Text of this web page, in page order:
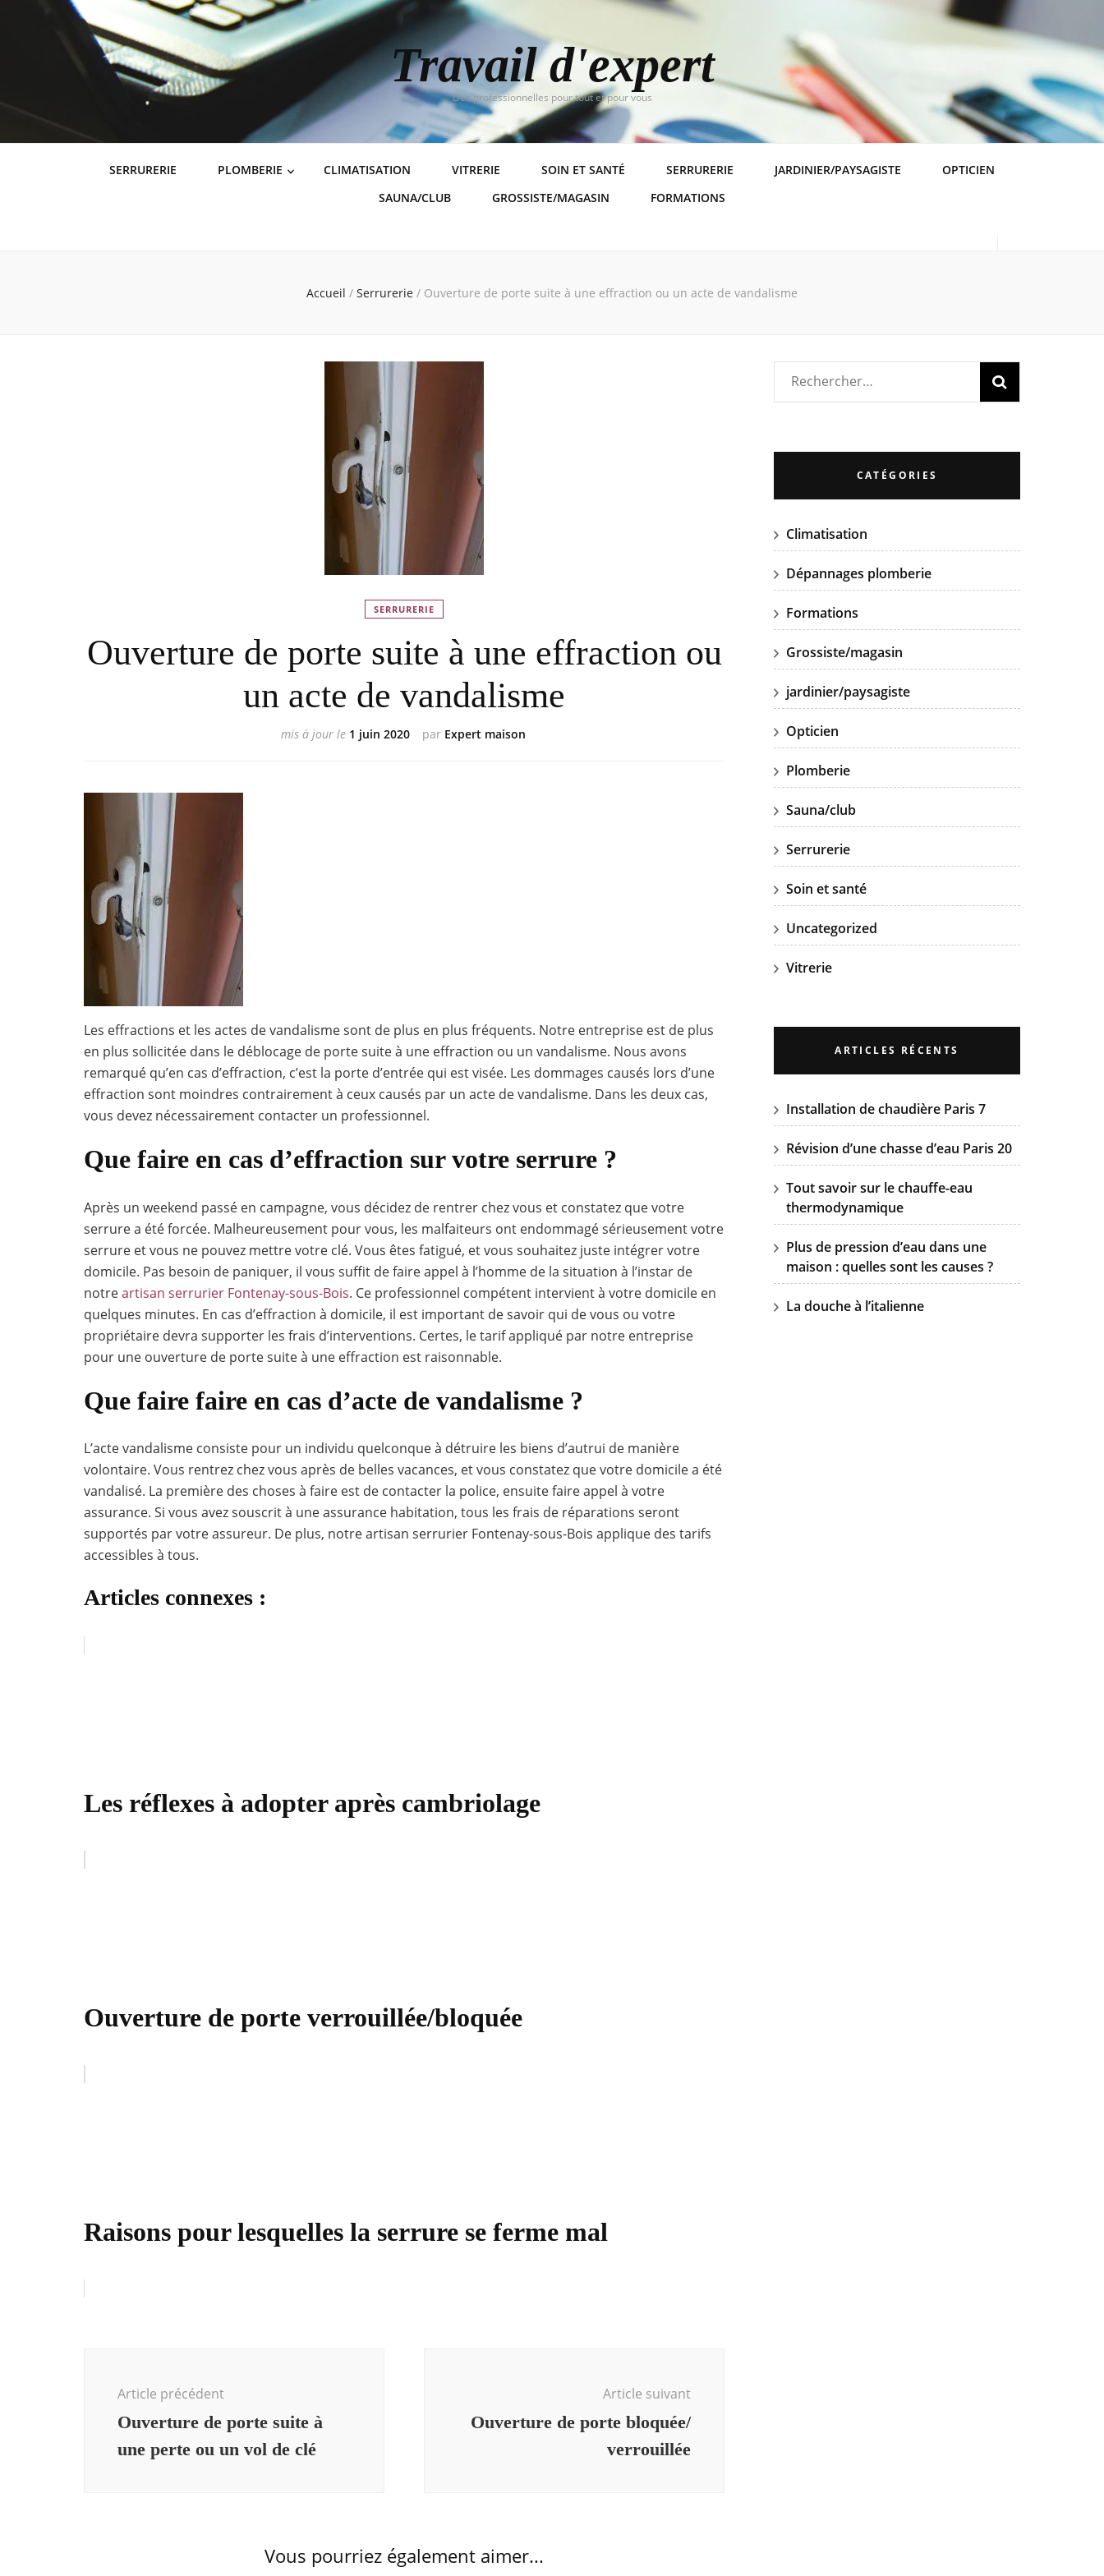
Travail d'expert
Des professionnelles pour tout et pour vous
SERRURERIE PLOMBERIE CLIMATISATION VITRERIE SOIN ET SANTÉ SERRURERIE JARDINIER/PAYSAGISTE
OPTICIEN
SAUNA/CLUB
GROSSISTE/MAGASIN FORMATIONS
Accueil / Serrurerie / Ouverture de porte suite à une effraction ou un acte de vandalisme
SERRURERIE
Ouverture de porte suite à une effraction ou
un acte de vandalisme
par Expert maison
mis à jour le 1 juin 2020
Les effractions et les actes de vandalisme sont de plus en plus fréquents. Notre entreprise est de plus
en plus sollicitée dans le déblocage de porte suite à une effraction ou un vandalisme. Nous avons
remarqué qu’en cas d’effraction, c’est la porte d’entrée qui est visée. Les dommages causés lors d’une
effraction sont moindres contrairement à ceux causés par un acte de vandalisme. Dans les deux cas,
vous devez nécessairement contacter un professionnel.
Que faire en cas d’effraction sur votre serrure ?
Après un weekend passé en campagne, vous décidez de rentrer chez vous et constatez que votre
serrure a été forcée. Malheureusement pour vous, les malfaiteurs ont endommagé sérieusement votre
serrure et vous ne pouvez mettre votre clé. Vous êtes fatigué, et vous souhaitez juste intégrer votre
domicile. Pas besoin de paniquer, il vous suffit de faire appel à l’homme de la situation à l’instar de
notreartisan serrurier Fontenay-sous-Bois. Ce professionnel compétent intervient à votre domicile en
quelques minutes. En cas d’effraction à domicile, il est important de savoir qui de vous ou votre
propriétaire devra supporter les frais d’interventions. Certes, le tarif appliqué par notre entreprise
pour une ouverture de porte suite à une effraction est raisonnable.
Que faire faire en cas d’acte de vandalisme ?
L’acte vandalisme consiste pour un individu quelconque à détruire les biens d’autrui de manière
volontaire. Vous rentrez chez vous après de belles vacances, et vous constatez que votre domicile a été
vandalisé. La première des choses à faire est de contacter la police, ensuite faire appel à votre
assurance. Si vous avez souscrit à une assurance habitation, tous les frais de réparations seront
supportés par votre assureur. De plus, notre artisan serrurier Fontenay-sous-Bois applique des tarifs
accessibles à tous.
Articles connexes :
Les réflexes à adopter après cambriolage
Ouverture de porte verrouillée/bloquée
Raisons pour lesquelles la serrure se ferme mal
Article précédent
Ouverture de porte suite à
une perte ou un vol de clé
Article suivant
Ouverture de porte bloquée/
verrouillée
Vous pourriez également aimer...
Rechercher :
CATÉGORIES
Climatisation
Dépannages plomberie
Formations
Grossiste/magasin
jardinier/paysagiste
Opticien
Plomberie
Sauna/club
Serrurerie
Soin et santé
Uncategorized
Vitrerie
ARTICLES RÉCENTS
Installation de chaudière Paris 7
Révision d’une chasse d’eau Paris 20
Tout savoir sur le chauffe-eau
thermodynamique
Plus de pression d’eau dans une
maison : quelles sont les causes ?
La douche à l’italienne